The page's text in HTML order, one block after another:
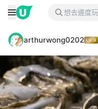
arthurwong0202